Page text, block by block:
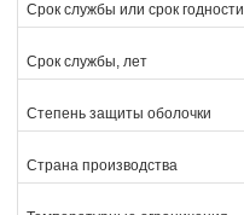
Срок службы или срок годности
Срок службы, лет
Степень защиты оболочки
Страна производства